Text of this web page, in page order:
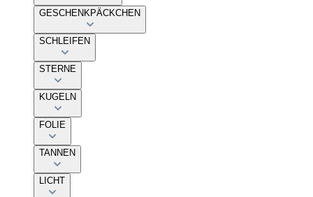
GESCHENKPÄCKCHEN
SCHLEIFEN
STERNE
KUGELN
FOLIE
TANNEN
LICHT